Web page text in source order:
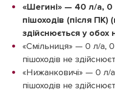
«Шегині» — 40 л/а, 0
пішоходів (після ПК)
здійснюється у обох
«Смільниця» — 0 л/а, 0
пішоходів не
«Нижанковичі» — 0 л/
пішоходів не